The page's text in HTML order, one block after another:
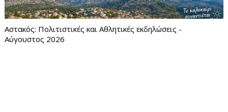
Αστακός: Πολιτιστικές και Αθλητικές εκδηλώσεις -
Αύγουστος 2026